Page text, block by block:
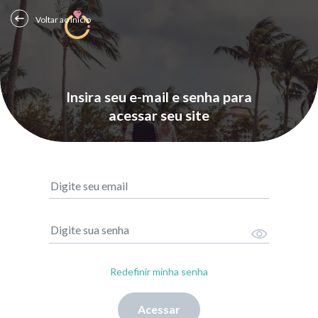
Insira seu e-mail e senha para
acessar seu site
Voltar ao Início
Digite seu email
Digite sua senha
Redefinir minha senha
Acessar